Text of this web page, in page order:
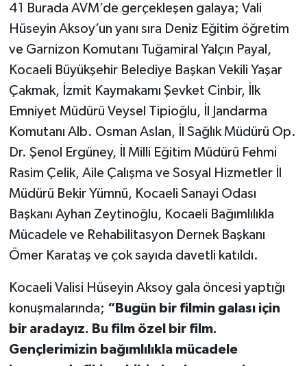
41 Burada AVM’de gerçekleşen galaya; Vali
Hüseyin Aksoy’un yanı sıra Deniz Eğitim öğretim
ve Garnizon Komutanı Tuğamiral Yalçın Payal,
Kocaeli Büyükşehir Belediye Başkan Vekili Yaşar
Çakmak, İzmit Kaymakamı Şevket Cinbir, İlk
Emniyet Müdürü Veysel Tipioğlu, İl Jandarma
Komutanı Alb. Osman Aslan, İl Sağlık Müdürü Op.
Dr. Şenol Ergüney, İl Milli Eğitim Müdürü Fehmi
Rasim Çelik, Aile Çalışma ve Sosyal Hizmetler İl
Müdürü Bekir Yümnü, Kocaeli Sanayi Odası
Başkanı Ayhan Zeytinoğlu, Kocaeli Bağımlılıkla
Mücadele ve Rehabilitasyon Dernek Başkanı
Ömer Karataş ve çok sayıda davetli katıldı.
Kocaeli Valisi Hüseyin Aksoy gala öncesi yaptığı
konuşmalarında; “Bugün bir filmin galası için
bir aradayız. Bu film özel bir film.
Gençlerimizin bağımlılıkla mücadele